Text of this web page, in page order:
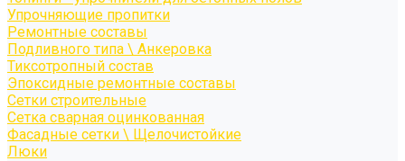
Упрочняющие пропитки
Ремонтные составы
Подливного типа \ Анкеровка
Тиксотропный состав
Эпоксидные ремонтные составы
Сетки строительные
Сетка сварная оцинкованная
Фасадные сетки \ Щелочистойкие
Люки